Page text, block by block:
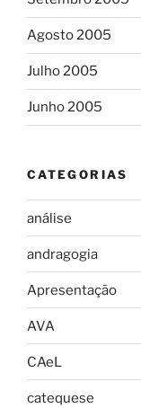
Agosto 2005
Julho 2005
Junho 2005
CATEGORIAS
análise
andragogia
Apresentação
AVA
CAeL
catequese